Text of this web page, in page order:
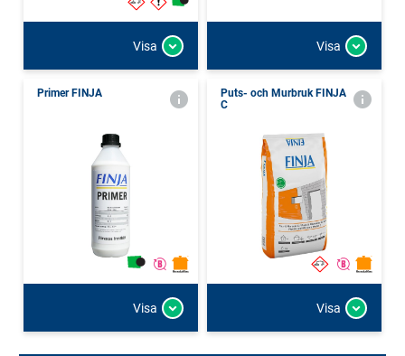
Visa Visa
Primer FINJA
Visa
Puts- och Murbruk FINJA
C
Visa